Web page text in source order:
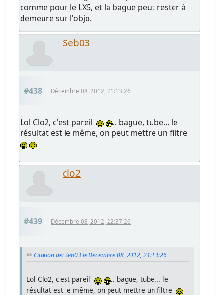
comme pour le LX5, et la bague peut rester à
demeure sur l'objo.
Seb03
#438 Décembre 08, 2012, 21:13:26
Lol Clo2, c'est pareil
.. bague, tube... le
résultat est le même, on peut mettre un filtre
clo2
#439 Décembre 08, 2012, 22:37:26
Citation de: Seb03 le Décembre 08, 2012, 21:13:26
Lol Clo2, c'est pareil
.. bague, tube... le
résultat est le même, on peut mettre un filtre